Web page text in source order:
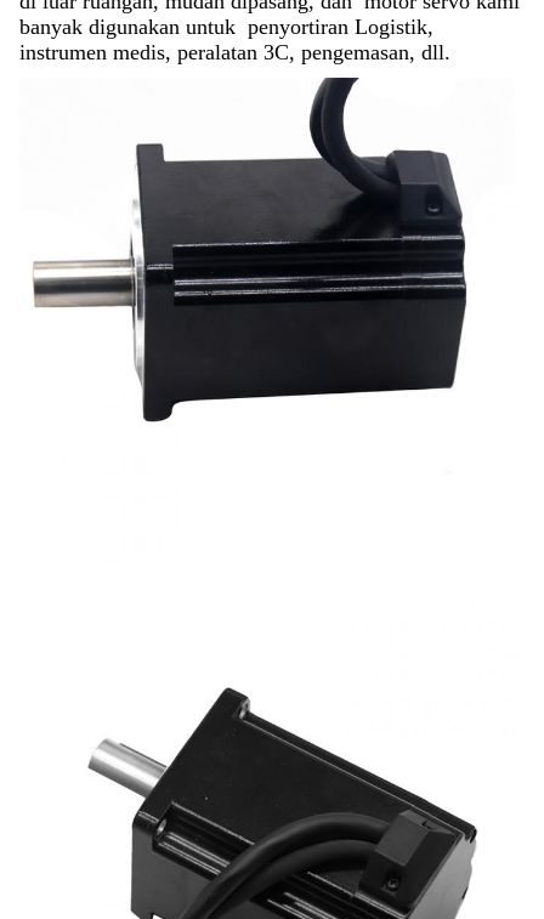
banyak digunakan untuk penyortiran Logistik,
instrumen medis, peralatan 3C, pengemasan, dll.